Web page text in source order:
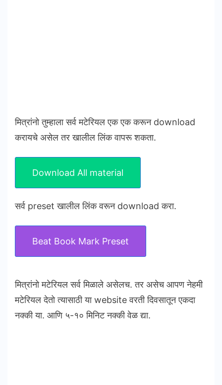
मित्रांनो तुम्हाला सर्व मटेरियल एक एक करून download
करायचे असेल तर खालील लिंक वापरू शकता.
Download All material
सर्व preset खालील लिंक वरून download करा.
Beat Book Mark Preset
मित्रांनो मटेरियल सर्व मिळाले असेलच. तर असेच आपण नेहमी
मटेरियल देतो त्यासाठी या website वरती दिवसातून एकदा
नक्की या. आणि ५-१० मिनिट नक्की वेळ द्या.